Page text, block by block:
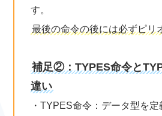
す。
最後の命令の後には必ずピリ
補足②：TYPES命令と
違い
・TYPES命令：データ型を定